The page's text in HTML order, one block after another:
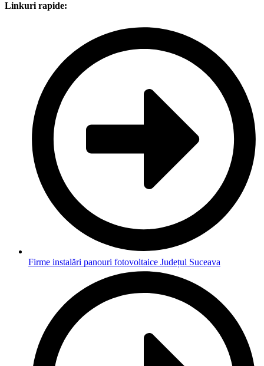
Linkuri rapide:
Firme instalări panouri fotovoltaice Județul Suceava